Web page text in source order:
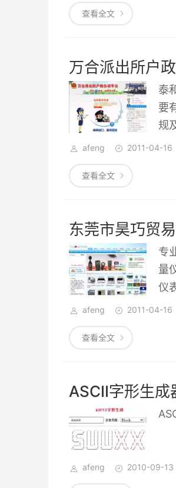
查看全文
万合派出所户
泰
要
规
afeng 2011-04-16
查看全文
东莞市昊巧贸
专
量
仪
afeng 2011-04-16
查看全文
ASCII字形生成
afeng 2010-09-13